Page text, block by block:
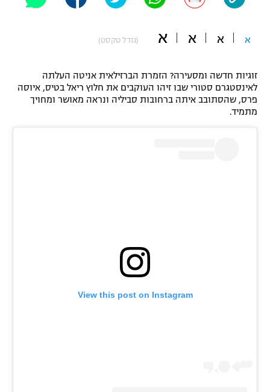
תקנון משתתפים וזוכים בפרסים
טניס
כדורמים
פוטבול אמריקאי NFL
א א א א (גודל טקסט)
זוגיות חדשה ומסעירה? הזמרת הברזילאית אניטה העלתה
לאינסטגרם סטורי שבו זיהו העוקבים את חלוץ ריאל בטיס, איוסה
פרס, שהסתובב איתה ברחובות סביליה ונראה מאושר ומחויך
מתמיד.
View this post on Instagram